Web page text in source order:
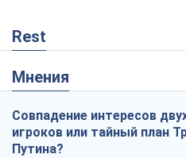
Rest
Мнения
Совпадение интересов
игроков или тайный план
Путина?